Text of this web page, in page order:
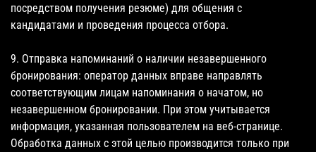
посредством получения резюме) для общения с
кандидатами и проведения процесса отбора.
9. Отправка напоминаний о наличии незавершенного
бронирования: оператор данных вправе направлять
соответствующим лицам напоминания о начатом, но
незавершенном бронировании. При этом учитывается
информация, указанная пользователем на веб-странице.
Обработка данных с этой целью производится только при